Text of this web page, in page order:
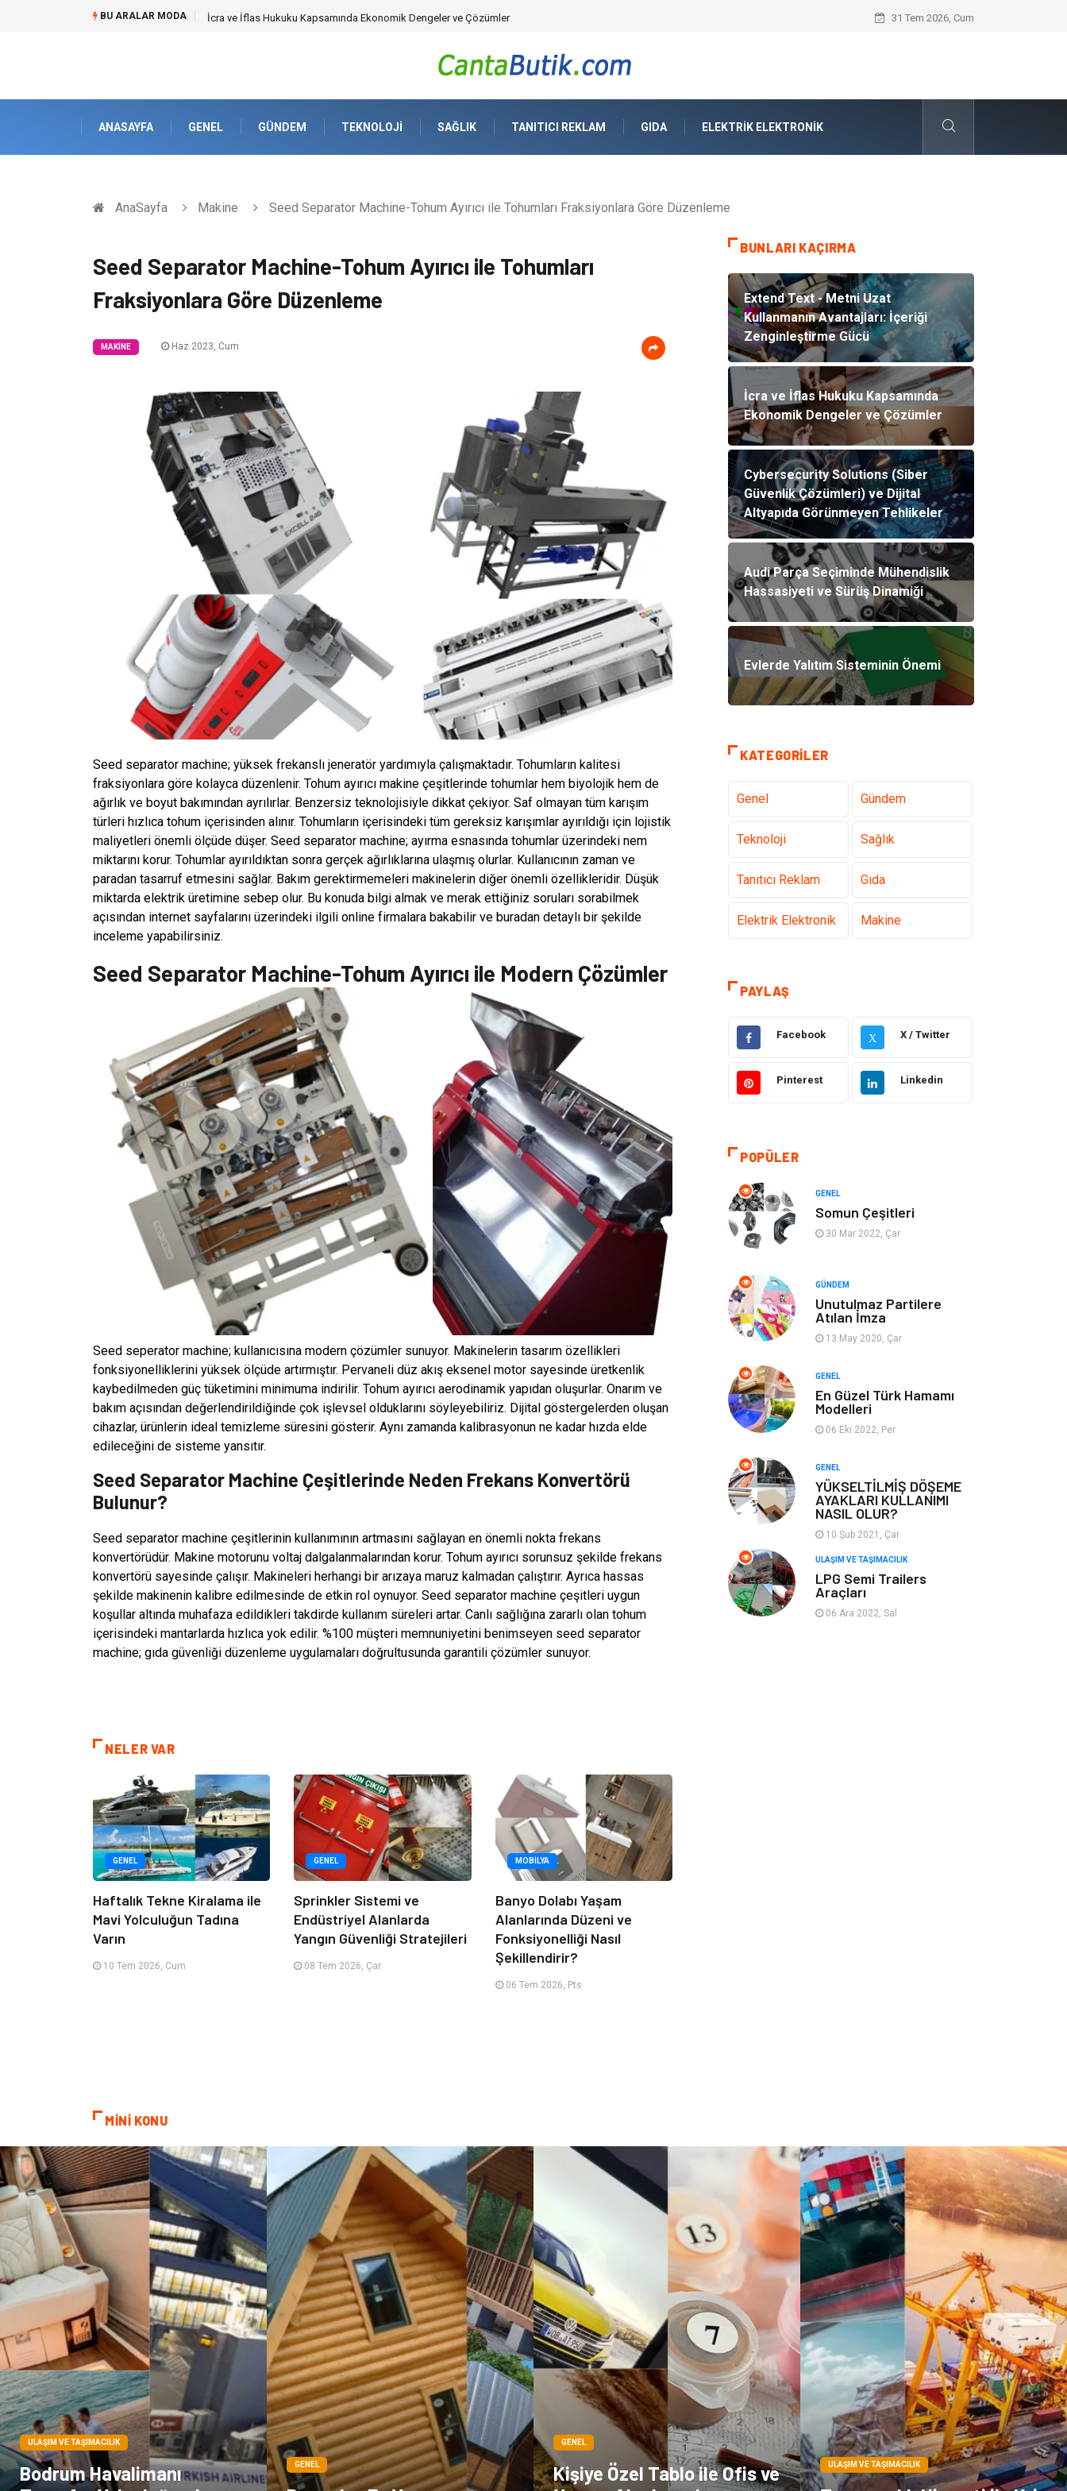
BU ARALAR MODA Cybersecurity Solutions (Siber Güvenlik Çözümleri) ve Dijital Altyapıda Görünmeyen Tehlikeler Audi Parça Seçiminde Mühendislik
31 Tem 2026, Cum
ANASAYFA GENEL GÜNDEM TEKNOLOJI SAĞLIK TANITICI REKLAM GIDA ELEKTRIK ELEKTRONIK
AnaSayfa Makine Seed Separator Machine-Tohum Ayırıcı ile Tohumları Fraksiyonlara Göre Düzenleme
Seed Separator Machine-Tohum Ayırıcı ile Tohumları
Fraksiyonlara Göre Düzenleme
MAKINE Haz 2023, Cum
Seed separator machine; yüksek frekanslı jeneratör yardımıyla çalışmaktadır. Tohumların kalitesi
fraksiyonlara göre kolayca düzenlenir. Tohum ayırıcı makine çeşitlerinde tohumlar hem biyolojik hem de
ağırlık ve boyut bakımından ayrılırlar. Benzersiz teknolojisiyle dikkat çekiyor. Saf olmayan tüm karışım
türleri hızlıca tohum içerisinden alınır. Tohumların içerisindeki tüm gereksiz karışımlar ayırıldığı için lojistik
maliyetleri önemli ölçüde düşer. Seed separator machine; ayırma esnasında tohumlar üzerindeki nem
miktarını korur. Tohumlar ayırıldıktan sonra gerçek ağırlıklarına ulaşmış olurlar. Kullanıcının zaman ve
paradan tasarruf etmesini sağlar. Bakım gerektirmemeleri makinelerin diğer önemli özellikleridir. Düşük
miktarda elektrik üretimine sebep olur. Bu konuda bilgi almak ve merak ettiğiniz soruları sorabilmek
açısından internet sayfalarını üzerindeki ilgili online firmalara bakabilir ve buradan detaylı bir şekilde
inceleme yapabilirsiniz.
Seed Separator Machine-Tohum Ayırıcı ile Modern Çözümler
Seed seperator machine; kullanıcısına modern çözümler sunuyor. Makinelerin tasarım özellikleri
fonksiyonelliklerini yüksek ölçüde artırmıştır. Pervaneli düz akış eksenel motor sayesinde üretkenlik
kaybedilmeden güç tüketimini minimuma indirilir. Tohum ayırıcı aerodinamik yapıdan oluşurlar. Onarım ve
bakım açısından değerlendirildiğinde çok işlevsel olduklarını söyleyebiliriz. Dijital göstergelerden oluşan
cihazlar, ürünlerin ideal temizleme süresini gösterir. Aynı zamanda kalibrasyonun ne kadar hızda elde
edileceğini de sisteme yansıtır.
Seed Separator Machine Çeşitlerinde Neden Frekans Konvertörü
Bulunur?
Seed separator machine çeşitlerinin kullanımının artmasını sağlayan en önemli nokta frekans
konvertörüdür. Makine motorunu voltaj dalgalanmalarından korur. Tohum ayırıcı sorunsuz şekilde frekans
konvertörü sayesinde çalışır. Makineleri herhangi bir arızaya maruz kalmadan çalıştırır. Ayrıca hassas
şekilde makinenin kalibre edilmesinde de etkin rol oynuyor. Seed separator machine çeşitleri uygun
koşullar altında muhafaza edildikleri takdirde kullanım süreleri artar. Canlı sağlığına zararlı olan tohum
içerisindeki mantarlarda hızlıca yok edilir. %100 müşteri memnuniyetini benimseyen seed separator
machine; gıda güvenliği düzenleme uygulamaları doğrultusunda garantili çözümler sunuyor.
NELER VAR
GENEL
Haftalık Tekne Kiralama ile
Mavi Yolculuğun Tadına
Varın
10 Tem 2026, Cum
GENEL
Sprinkler Sistemi ve
Endüstriyel Alanlarda
Yangın Güvenliği Stratejileri
08 Tem 2026, Çar
MOBILYA
Banyo Dolabı Yaşam
Alanlarında Düzeni ve
Fonksiyonelliği Nasıl
Şekillendirir?
06 Tem 2026, Pts
BUNLARI KAÇIRMA
Extend Text - Metni Uzat
Kullanmanın Avantajları: İçeriği
Zenginleştirme Gücü
İcra ve İflas Hukuku Kapsamında
Ekonomik Dengeler ve Çözümler
Cybersecurity Solutions (Siber
Güvenlik Çözümleri) ve Dijital
Altyapıda Görünmeyen Tehlikeler
Audi Parça Seçiminde Mühendislik
Hassasiyeti ve Sürüş Dinamiği
Evlerde Yalıtım Sisteminin Önemi
KATEGORILER
Genel Gündem
Teknoloji Sağlık
Tanıtıcı Reklam Gıda
Elektrik Elektronik Makine
Alışveriş
Emlak
Organizasyon Mobilya
Tekstil
Tatil Finans & Ekonomi
Turizm
Aksesuar Eğitim Kurumları
Ambalaj Eğlence
Pazarlama
Servisleri
Kültür Telekomünikasyon
PAYLAŞ
Facebook X X / Twitter
Pinterest Linkedin
POPÜLER
GENEL
Somun Çeşitleri
30 Mar 2022, Çar
GÜNDEM
Unutulmaz Partilere
Atılan İmza
13 May 2020, Çar
GENEL
En Güzel Türk Hamamı
Modelleri
06 Eki 2022, Per
GENEL
YÜKSELTİLMİŞ DÖŞEME
AYAKLARI KULLANIMI
NASIL OLUR?
10 Şub 2021, Çar
ULAŞIM VE TAŞIMACILIK
LPG Semi Trailers
Araçları
06 Ara 2022, Sal
MİNİ KONU
ULAŞIM VE TAŞIMACILIK
Bodrum Havalimanı
GENEL
GENEL
Kişiye Özel Tablo ile Ofis ve
ULAŞIM VE TAŞIMACILIK